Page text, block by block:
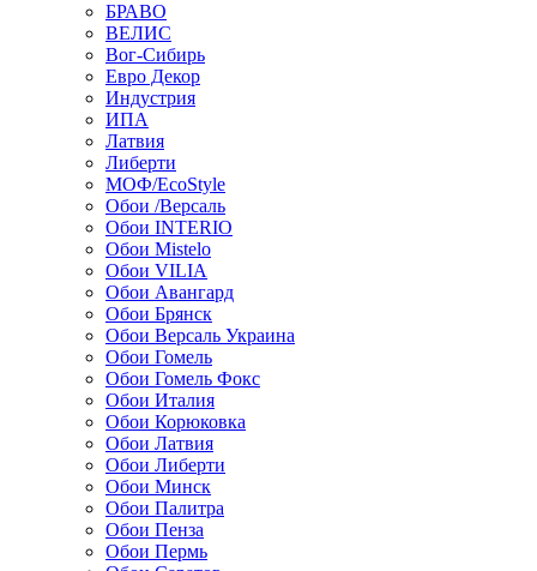
БРАВО
ВЕЛИС
Вог-Сибирь
Евро Декор
Индустрия
ИПА
Латвия
Либерти
МОФ/EcoStyle
Обои /Версаль
Обои INTERIO
Обои Mistelo
Обои VILIA
Обои Авангард
Обои Брянск
Обои Версаль Украина
Обои Гомель
Обои Гомель Фокс
Обои Италия
Обои Корюковка
Обои Латвия
Обои Либерти
Обои Минск
Обои Палитра
Обои Пенза
Обои Пермь